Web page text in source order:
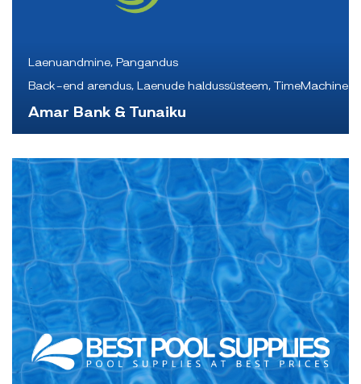
Laenuandmine, Pangandus
Back-end arendus, Laenude haldussüsteem, TimeMachine
Amar Bank & Tunaiku